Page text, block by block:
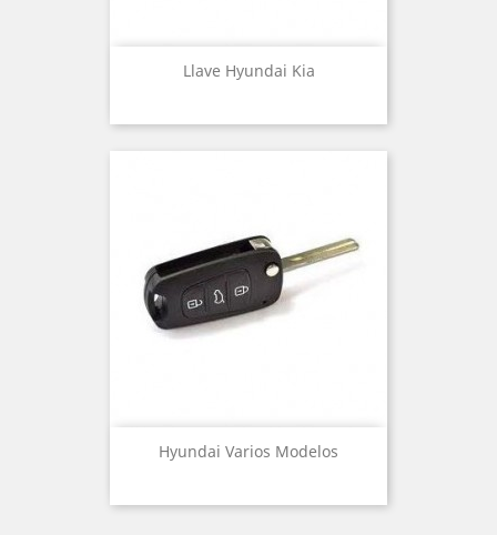
Llave Hyundai Kia
Hyundai Varios Modelos